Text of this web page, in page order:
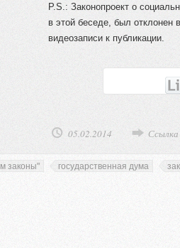
P.S.: Законопроект о
в этой беседе, был отклонен
видеозаписи к публикации.
05.02.2014 Ссылка
законы" государственная дума